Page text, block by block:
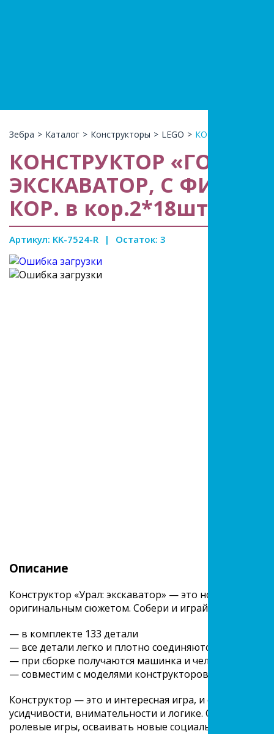
Зебра > Каталог > Конструкторы > LEGO > КОНСТРУКТОР
КОНСТРУКТОР «ГОРОД
ЭКСКАВАТОР, С
КОР. в кор.2*18шт
Артикул: KK-7524-R | Остаток: 3
Описание
Конструктор «Урал: экскаватор» — это новый набор
оригинальным сюжетом. Собери и играй!
— в комплекте 133 детали
— все детали легко и плотно соединяются между
— при сборке получаются машинка и человечек
— совместим с моделями конструкторов мировых
Конструктор — это и интересная игра, и обучение в
усидчивости, внимательности и логике. С
ролевые игры, осваивать новые социальные роли и